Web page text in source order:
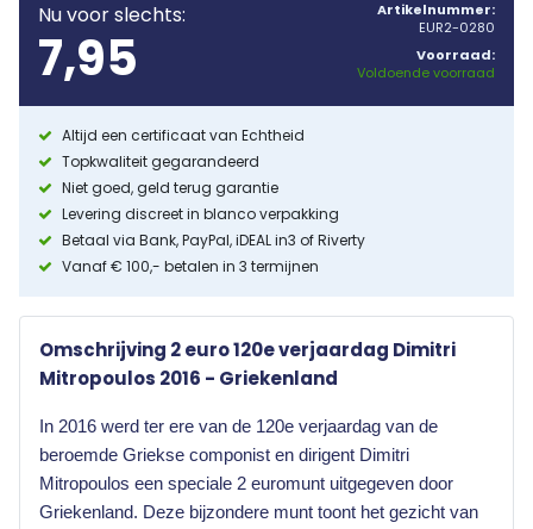
Nu voor slechts:
7,95
Artikelnummer:
EUR2-0280
Voorraad:
Voldoende voorraad
Altijd een certificaat van Echtheid
Topkwaliteit gegarandeerd
Niet goed, geld terug garantie
Levering discreet in blanco verpakking
Betaal via Bank, PayPal, iDEAL in3 of Riverty
Vanaf € 100,- betalen in 3 termijnen
Omschrijving 2 euro 120e verjaardag Dimitri
Mitropoulos 2016 - Griekenland
In 2016 werd ter ere van de 120e verjaardag van de
beroemde Griekse componist en dirigent Dimitri
Mitropoulos een speciale 2 euromunt uitgegeven door
Griekenland. Deze bijzondere munt toont het gezicht van